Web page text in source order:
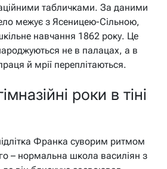
табличками. За даними
межує з Ясеницею-Сільною,
навчання 1862 року. Це
не в палацах, а в
й мрії переплітаються.
роки в тіні
Франка суворим ритмом
– нормальна школа василіян з